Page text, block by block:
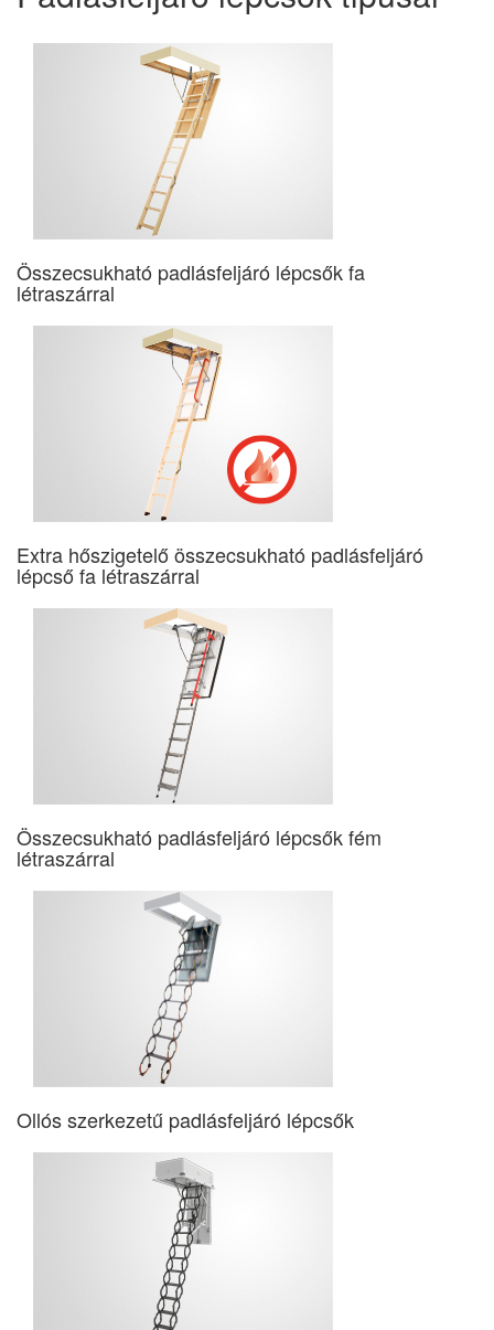
Összecsukható padlásfeljáró lépcsők fa
létraszárral
Extra hőszigetelő összecsukható padlásfeljáró
lépcső fa létraszárral
Összecsukható padlásfeljáró lépcsők fém
létraszárral
Ollós szerkezetű padlásfeljáró lépcsők